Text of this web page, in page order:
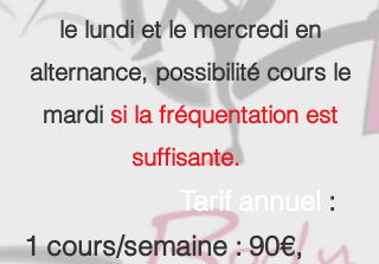
le lundi et le mercredi en
alternance, possibilité cours le
mardi si la fréquentation est
suffisante.
Tarif annuel :
1 cours/semaine : 90€,